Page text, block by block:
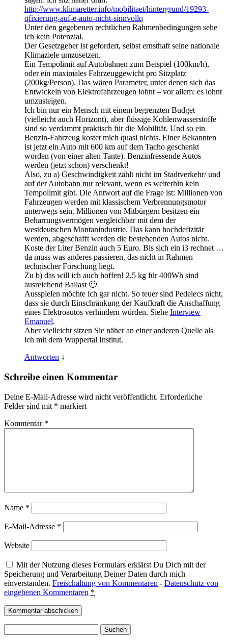
http://www.klimaretter.info/mobilitaet/hintergrund/19293-
qfixierung-auf-e-auto-nicht-sinnvollq
Unter den gegebenen rechtlichen Rahmenbedingungen sehe
ich kein Potenzial.
Der Gesetzgeber ist gefordert, selbst ernsthaft seine nationale
Klimaziele umzusetzen.
Ein Tempolimit auf Autobahnen zum Beispiel (100km/h),
oder ein maximales Fahrzeuggewicht pro Sitzplatz
(200kg/Person). Das wären Parameter, unter denen sich das
Entwickeln von Elektrofahrzeugen lohnt – vor allem: es lohnt
umzusteigen.
Ich bin nur ein Mensch mit einem begrenzten Budget
(vielleicht auch Horizont), aber flüssige Kohlenwasserstoffe
sind so verdammt praktisch für die Mobilität. Und so ein
Benzin-Fahrzeug kostet mich quasi nichts. Einer Bekannten
ist jetzt ein Auto mit 600 km auf dem Tacho geschenkt
worden (von einer alten Tante). Benzinfressende Autos
werden (jetzt schon) verschenkt!
Also, zu a) Geschwindigkeit zählt nicht im Stadtverkehr/ und
auf der Autobahn nur relevant, wenn es weiterhin kein
Tempolimit gibt. Die Antwort auf die Frage ist: Millionen von
Fahrzeugen werden mit klassischem Verbrennungsmotor
unterwegs sein. Millionen von Mitbürgern besitzen ein
Beharrungsvermögen vergleichbar mit dem der
westdeutschen Montanindustrie. Das kann hochdefizitär
werden, abgeschafft werden die bestehenden Autos nicht.
Koste der Liter Benzin auch 5 Euro. Bis sich ein i3 rechnet …
da muss was anderes passieren, das nicht in Rahmen
technischer Forschung liegt.
Zu b) das will ich auch hoffen! 2,5 kg für 400Wh sind
ausreichend Ballast 🙂
Ausspielen möchte ich gar nicht. So teuer sind Pedelecs nicht,
dass sie durch Einschränkung der Kaufkraft die Anschaffung
eines Elektroautos verhindern würden. Siehe Interview
Emanuel.
Aber vielleicht sitzen Sie näher an einer anderen Quelle als
ich mit dem Wuppertal Institut.
Antworten ↓
Schreibe einen Kommentar
Deine E-Mail-Adresse wird nicht veröffentlicht. Erforderliche
Felder sind mit * markiert
Kommentar *
Name *
E-Mail-Adresse *
Website
Mit der Nutzung dieses Formulars erklärst Du Dich mit der
Speicherung und Verarbeitung Deiner Daten durch mich
einverstanden. Freischaltung von Kommentaren - Datenschutz von
eingebenen Kommentaren *
nach: